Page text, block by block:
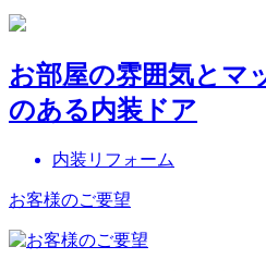
お部屋の雰囲気とマ
のある内装ドア
内装リフォーム
お客様のご要望